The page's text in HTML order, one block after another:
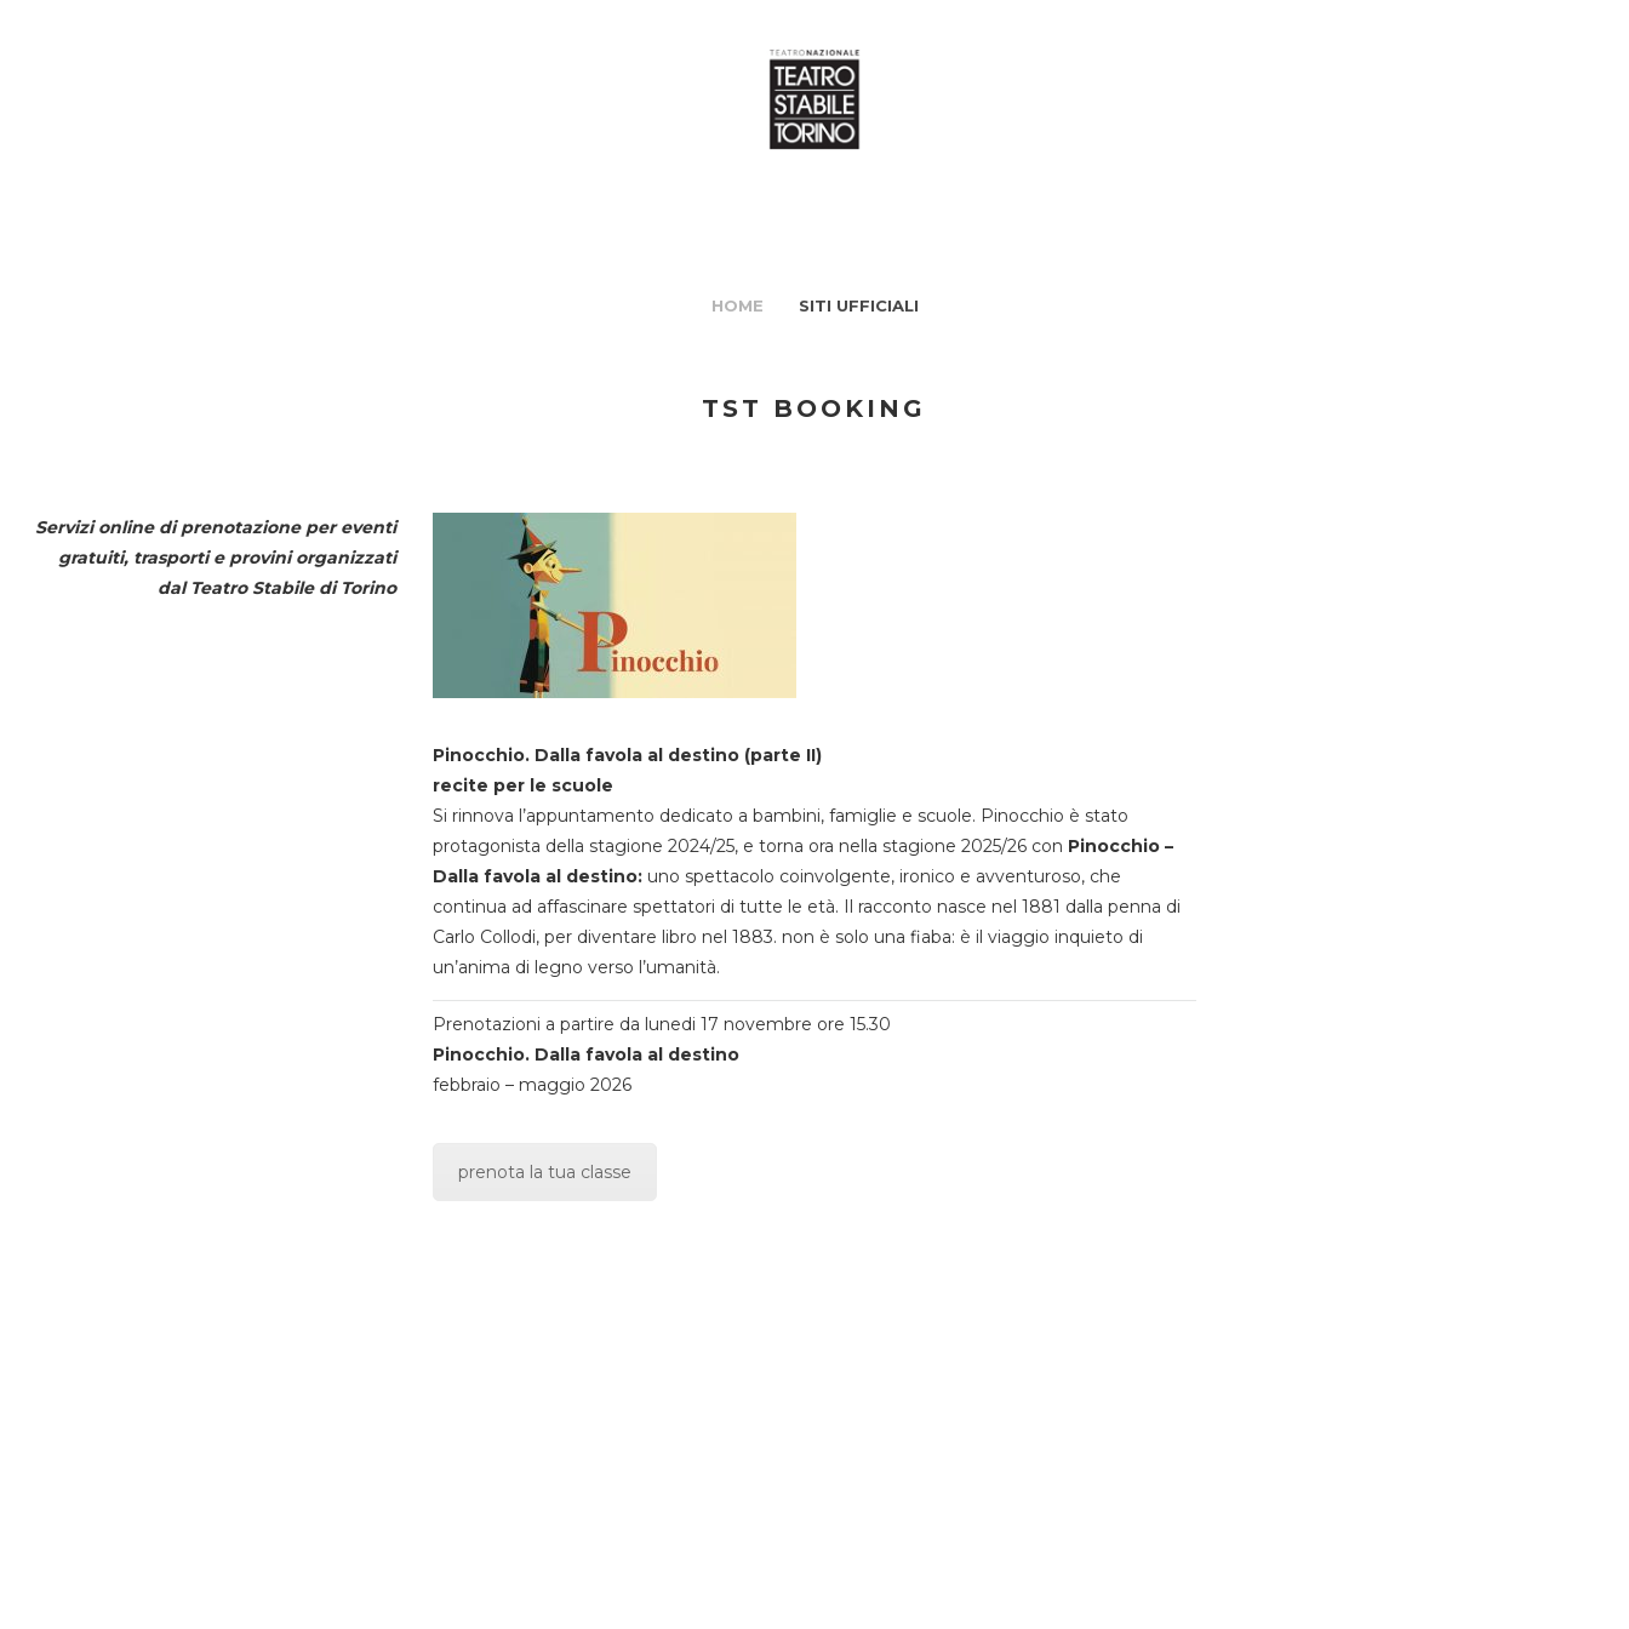
HOME SITI UFFICIALI
TST BOOKING
Servizi online di prenotazione per eventi
gratuiti, trasporti e provini organizzati
dal Teatro Stabile di Torino
Pinocchio. Dalla favola al destino (parte II)
recite per le scuole
Si rinnova l’appuntamento dedicato a bambini, famiglie e scuole. Pinocchio è stato
protagonista della stagione 2024/25, e torna ora nella stagione 2025/26 con Pinocchio –
Dalla favola al destino:uno spettacolo coinvolgente, ironico e avventuroso, che
continua ad affascinare spettatori di tutte le età. Il racconto nasce nel 1881 dalla penna di
Carlo Collodi, per diventare libro nel 1883. non è solo una fiaba: è il viaggio inquieto di
un’anima di legno verso l’umanità.
Prenotazioni a partire da lunedi 17 novembre ore 15.30
Pinocchio. Dalla favola al destino
febbraio – maggio 2026
prenota la tua classe